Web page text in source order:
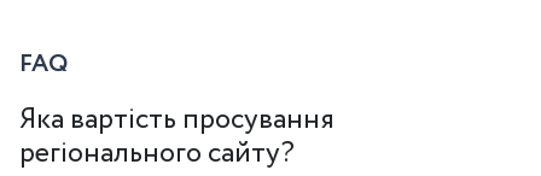
FAQ
Яка вартість просування
регіонального сайту?